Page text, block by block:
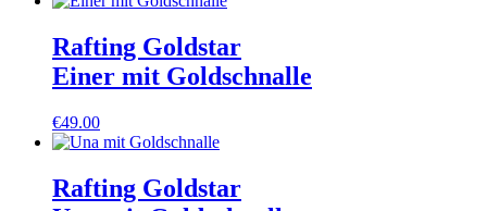
Rafting Goldstar
Einer mit Goldschnalle
€49.00
Rafting Goldstar